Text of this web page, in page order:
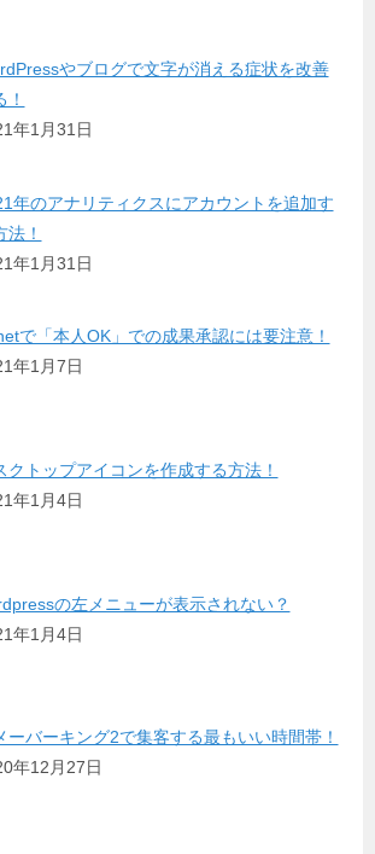
やブログで文字が消える症状を改善
！
年1月31日
年のアナリティクスにアカウントを追加す
法！
年1月31日
で「本人OK」での成果承認には要注意！
年1月7日
クトップアイコンを作成する方法！
年1月4日
の左メニューが表示されない？
年1月4日
ーバーキング2で集客する最もいい時間帯！
年12月27日